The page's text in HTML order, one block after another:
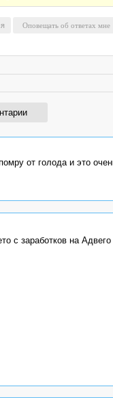
от голода и это
с заработков на Адвего